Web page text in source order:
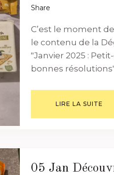
Share
C’est le moment
le contenu de la
"Janvier 2025 :
bonnes résolutions".
LIRE LA SUITE
05 Jan